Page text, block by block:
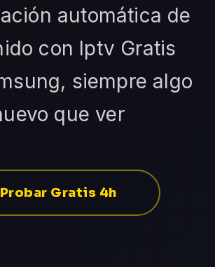
automática de
con Iptv Gratis
siempre algo
que ver
Probar Gratis 4h